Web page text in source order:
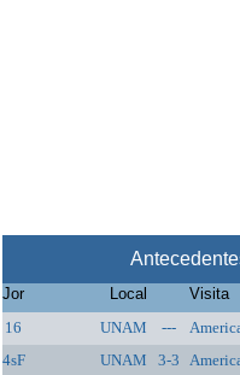
Jor Local Visita
16
UNAM ---
4sF
UNAM 3-3